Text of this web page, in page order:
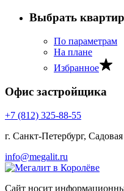
Выбрать
По параметрам
На плане
Избранное
Офис застройщика
+7 (812) 325‐88‐55
г. Санкт‐Петербург,
info@megalit.ru
Сайт носит